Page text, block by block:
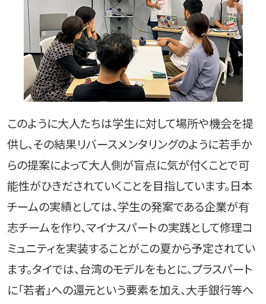
このように大人たちは学生に対して場所や機会を提
供し、その結果リバースメンタリングのように若手か
らの提案によって大人側が盲点に気が付くことで可
能性がひきだされていくことを目指しています。日本
チームの実績としては、学生の発案である企業が有
志チームを作り、マイナスパートの実践として修理コ
ミュニティを実装することがこの夏から予定されてい
ます。タイでは、台湾のモデルをもとに、プラスパート
に「若者」への還元という要素を加え、大手銀行等へ